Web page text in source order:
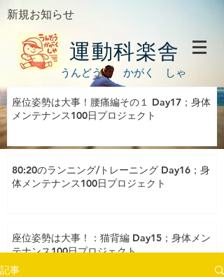
新規お知らせ
運動科楽舎
うんどう かがく しゃ
座位姿勢は大事！腰痛編その１ Day17；身体
メンテナンス100日プロジェクト
80:20のランニング/トレーニング Day16；身
体メンテナンス100日プロジェクト
座位姿勢は大事！：猫背編 Day15；身体メン
テナンス100日プロジェクト
記事